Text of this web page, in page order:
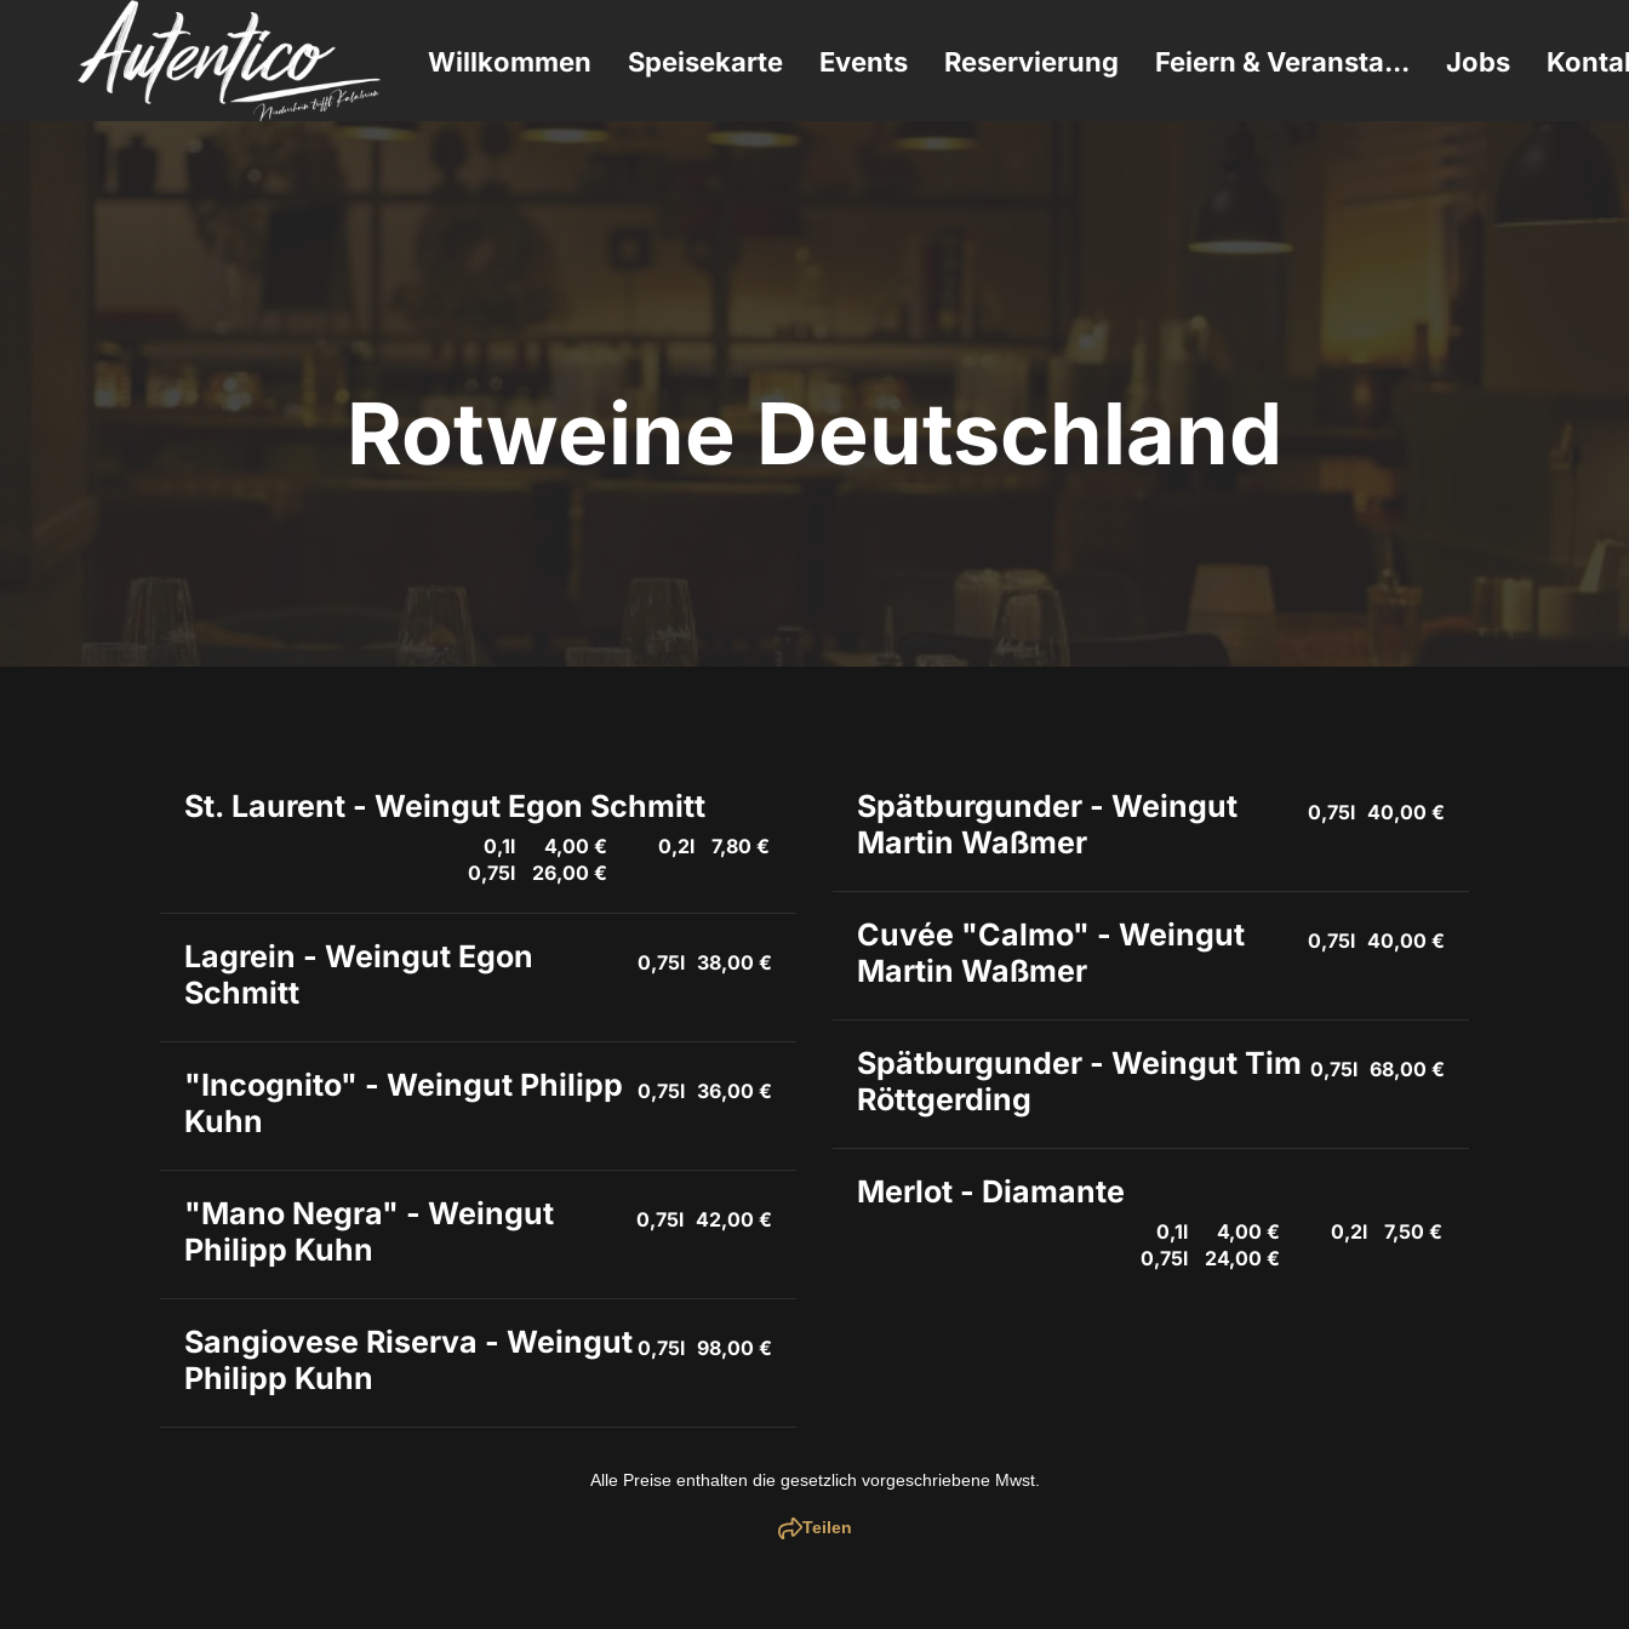
Willkommen Speisekarte Events Reservierung Feiern & Veransta... Jobs
Rotweine Deutschland
St. Laurent - Weingut Egon Schmitt
0,1l 4,00 € 0,2l
7,80 €
0,75l
26,00 €
Lagrein - Weingut Egon
Schmitt
0,75l 38,00 €
"Incognito" - Weingut Philipp
Kuhn
0,75l 36,00 €
"Mano Negra" - Weingut
Philipp Kuhn
0,75l 42,00 €
Sangiovese Riserva - Weingut
Philipp Kuhn
0,75l 98,00 €
Spätburgunder - Weingut
Martin Waßmer
0,75l 40,00 €
Cuvée "Calmo" - Weingut
Martin Waßmer
0,75l 40,00 €
Spätburgunder - Weingut Tim
Röttgerding
0,75l 68,00 €
Merlot - Diamante
0,1l 4,00 € 0,2l
7,50 €
0,75l
24,00 €
Alle Preise enthalten die gesetzlich vorgeschriebene Mwst.
Teilen